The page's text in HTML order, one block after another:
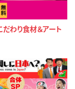
だわり食材＆アート